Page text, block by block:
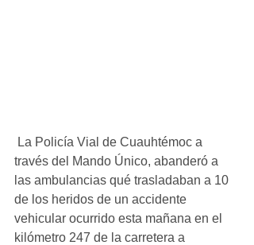
La Policía Vial de Cuauhtémoc a
través del Mando Único, abanderó a
las ambulancias qué trasladaban a 10
de los heridos de un accidente
vehicular ocurrido esta mañana en el
kilómetro 247 de la carretera a